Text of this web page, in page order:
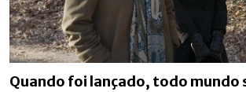
Quando foi lançado, todo mundo